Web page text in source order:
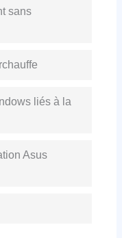
sans
liés à la
Asus